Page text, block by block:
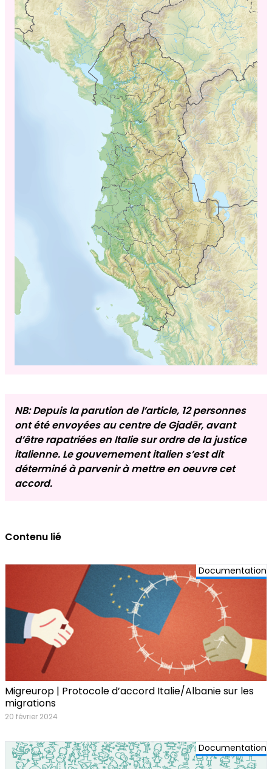
NB: Depuis la parution de l’article, 12 personnes
ont été envoyées au centre de Gjadër, avant
d’être rapatriées en Italie sur ordre de la justice
italienne. Le gouvernement italien s’est dit
déterminé à parvenir à mettre en oeuvre cet
accord.
Contenu lié
Documentation
Migreurop | Protocole d’accord Italie/Albanie sur les
migrations
20 février 2024
Documentation